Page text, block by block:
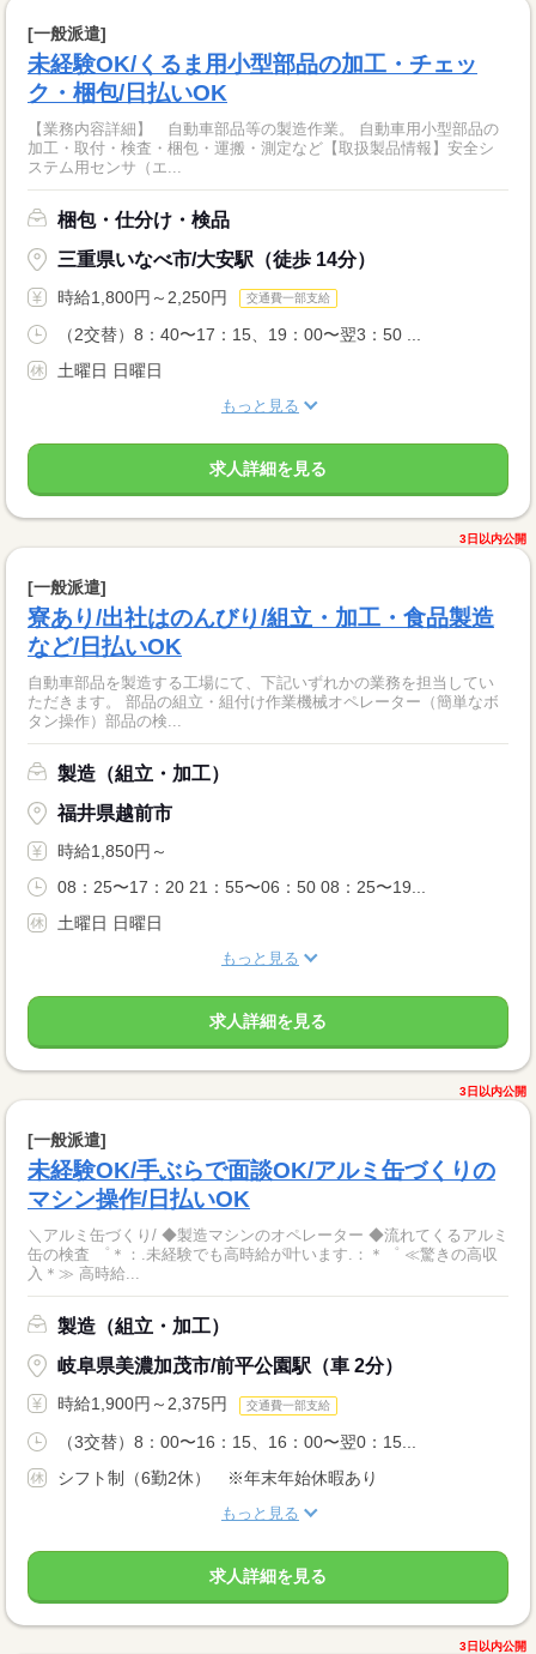
[一般派遣]
未経験OK/くるま用小型部品の加工・チェッ
ク・梱包/日払いOK
【業務内容詳細】 自動車部品等の製造作業。 自動車用小型部品の
加工・取付・検査・梱包・運搬・測定など【取扱製品情報】安全シ
ステム用センサ（エ...
梱包・仕分け・検品
三重県いなべ市/大安駅（徒歩 14分）
時給1,800円～2,250円 交通費一部支給
（2交替）8：40〜17：15、19：00〜翌3：50 ...
土曜日 日曜日
もっと見る
求人詳細を見る
3日以内公開
[一般派遣]
寮あり/出社はのんびり/組立・加工・食品製造
など/日払いOK
自動車部品を製造する工場にて、下記いずれかの業務を担当してい
ただきます。 部品の組立・組付け作業機械オペレーター（簡単なボ
タン操作）部品の検...
製造（組立・加工）
福井県越前市
時給1,850円～
08：25〜17：20 21：55〜06：50 08：25〜19...
土曜日 日曜日
もっと見る
求人詳細を見る
3日以内公開
[一般派遣]
未経験OK/手ぶらで面談OK/アルミ缶づくりの
マシン操作/日払いOK
＼アルミ缶づくり/ ◆製造マシンのオペレーター ◆流れてくるアルミ
缶の検査 ゜＊：.未経験でも高時給が叶います.：＊゜ ≪驚きの高収
入＊≫ 高時給...
製造（組立・加工）
岐阜県美濃加茂市/前平公園駅（車 2分）
時給1,900円～2,375円 交通費一部支給
（3交替）8：00〜16：15、16：00〜翌0：15...
シフト制（6勤2休） ※年末年始休暇あり
もっと見る
求人詳細を見る
3日以内公開